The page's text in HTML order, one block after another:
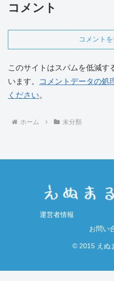
コメント
コメント
このサイトはスパムを低減す
います。
コメントデータの処
ください。
ホーム 未分類
運営者情報
お問い
© 2015 えぬ